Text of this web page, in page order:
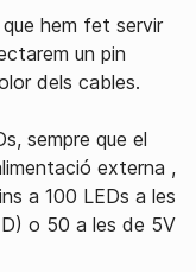
hem fet servir
un pin
dels cables.
sempre que el
externa ,
a 100 LEDs a les
o 50 a les de 5V